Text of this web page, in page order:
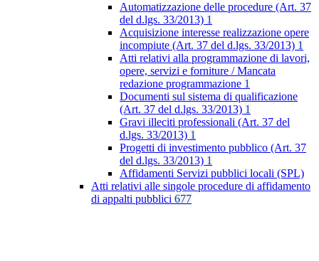
Automatizzazione delle procedure (Art. 37
del d.lgs. 33/2013) 1
Acquisizione interesse realizzazione opere
incompiute (Art. 37 del d.lgs. 33/2013) 1
Atti relativi alla programmazione di lavori,
opere, servizi e forniture / Mancata
redazione programmazione 1
Documenti sul sistema di qualificazione
(Art. 37 del d.lgs. 33/2013) 1
Gravi illeciti professionali (Art. 37 del
d.lgs. 33/2013) 1
Progetti di investimento pubblico (Art. 37
del d.lgs. 33/2013) 1
Affidamenti Servizi pubblici locali (SPL)
Atti relativi alle singole procedure di affidamento
di appalti pubblici 677